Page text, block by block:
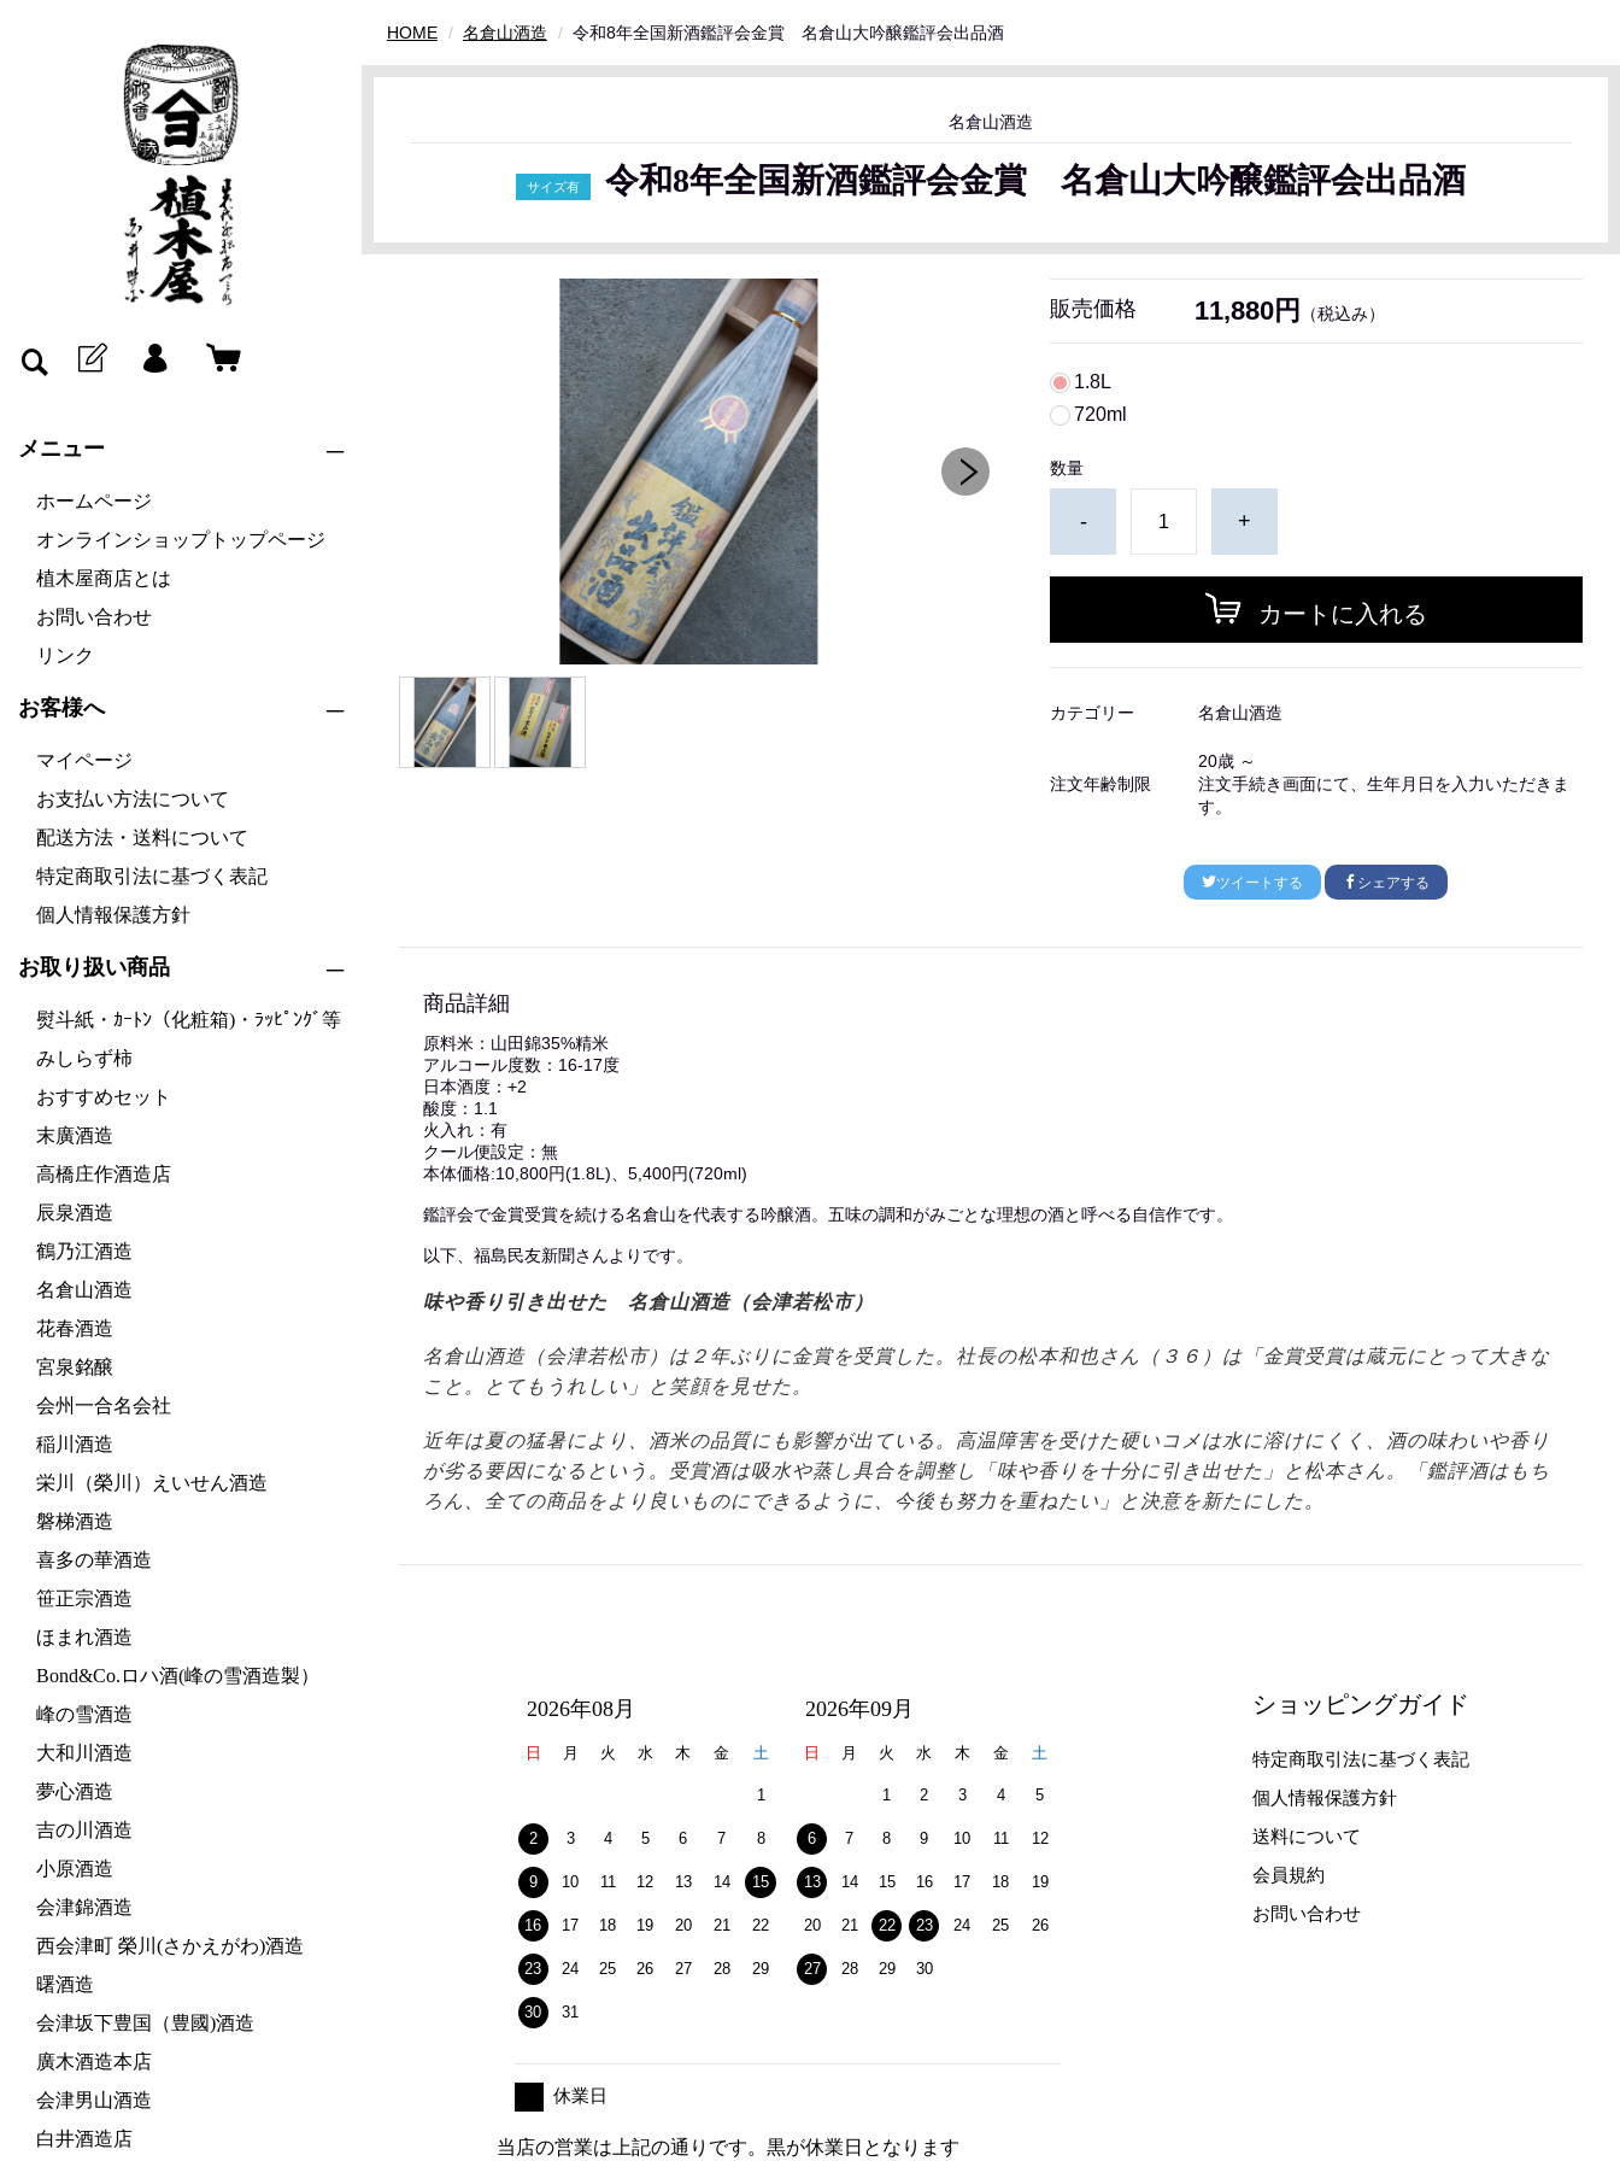
メニュー
ホームページ
オンラインショップトップページ
植木屋商店とは
お問い合わせ
リンク
お客様へ
マイページ
お支払い方法について
配送方法・送料について
特定商取引法に基づく表記
個人情報保護方針
お取り扱い商品
熨斗紙・ｶｰﾄﾝ（化粧箱)・ﾗｯﾋﾟﾝｸﾞ等
みしらず柿
おすすめセット
末廣酒造
高橋庄作酒造店
辰泉酒造
鶴乃江酒造
名倉山酒造
花春酒造
宮泉銘醸
会州一合名会社
稲川酒造
栄川（榮川）えいせん酒造
磐梯酒造
喜多の華酒造
笹正宗酒造
ほまれ酒造
Bond&Co.ロハ酒(峰の雪酒造製）
峰の雪酒造
大和川酒造
夢心酒造
吉の川酒造
小原酒造
会津錦酒造
西会津町 榮川(さかえがわ)酒造
曙酒造
会津坂下豊国（豊國)酒造
廣木酒造本店
会津男山酒造
白井酒造店
HOME 名倉山酒造 令和8年全国新酒鑑評会金賞 名倉山大吟醸鑑評会出品酒
名倉山酒造
令和8年全国新酒鑑評会金賞 名倉山大吟醸鑑評会出品酒
販売価格 11,880円 （税込み）
1.8L
720ml
数量
- +
カートに入れる
カテゴリー 名倉山酒造
注文年齢制限
20歳 ～
注文手続き画面にて、生年月日を入力いただきま
す。
ツイートする シェアする
商品詳細
原料米：山田錦35%精米
アルコール度数：16-17度
日本酒度：+2
酸度：1.1
火入れ：有
クール便設定：無
本体価格:10,800円(1.8L)、5,400円(720ml)
鑑評会で金賞受賞を続ける名倉山を代表する吟醸酒。五味の調和がみごとな理想の酒と呼べる自信作です。
以下、福島民友新聞さんよりです。
味や香り引き出せた 名倉山酒造（会津若松市）
名倉山酒造（会津若松市）は２年ぶりに金賞を受賞した。社長の松本和也さん（３６）は「金賞受賞は蔵元にとって大きな
こと。とてもうれしい」と笑顔を見せた。
近年は夏の猛暑により、酒米の品質にも影響が出ている。高温障害を受けた硬いコメは水に溶けにくく、酒の味わいや香り
が劣る要因になるという。受賞酒は吸水や蒸し具合を調整し「味や香りを十分に引き出せた」と松本さん。「鑑評酒はもち
ろん、全ての商品をより良いものにできるように、今後も努力を重ねたい」と決意を新たにした。
2026年08月
日 月 火 水 木 金 土
1
2 3 4 5 6 7 8
9 10 11 12 13 14 15
16 17 18 19 20 21 22
23 24 25 26 27 28 29
30 31
2026年09月
日 月 火 水 木 金 土
1 2 3 4 5
6 7 8 9 10 11 12
13 14 15 16 17 18 19
20 21 22 23 24 25 26
27 28 29 30
休業日
当店の営業は上記の通りです。黒が休業日となります
ショッピングガイド
特定商取引法に基づく表記
個人情報保護方針
送料について
会員規約
お問い合わせ